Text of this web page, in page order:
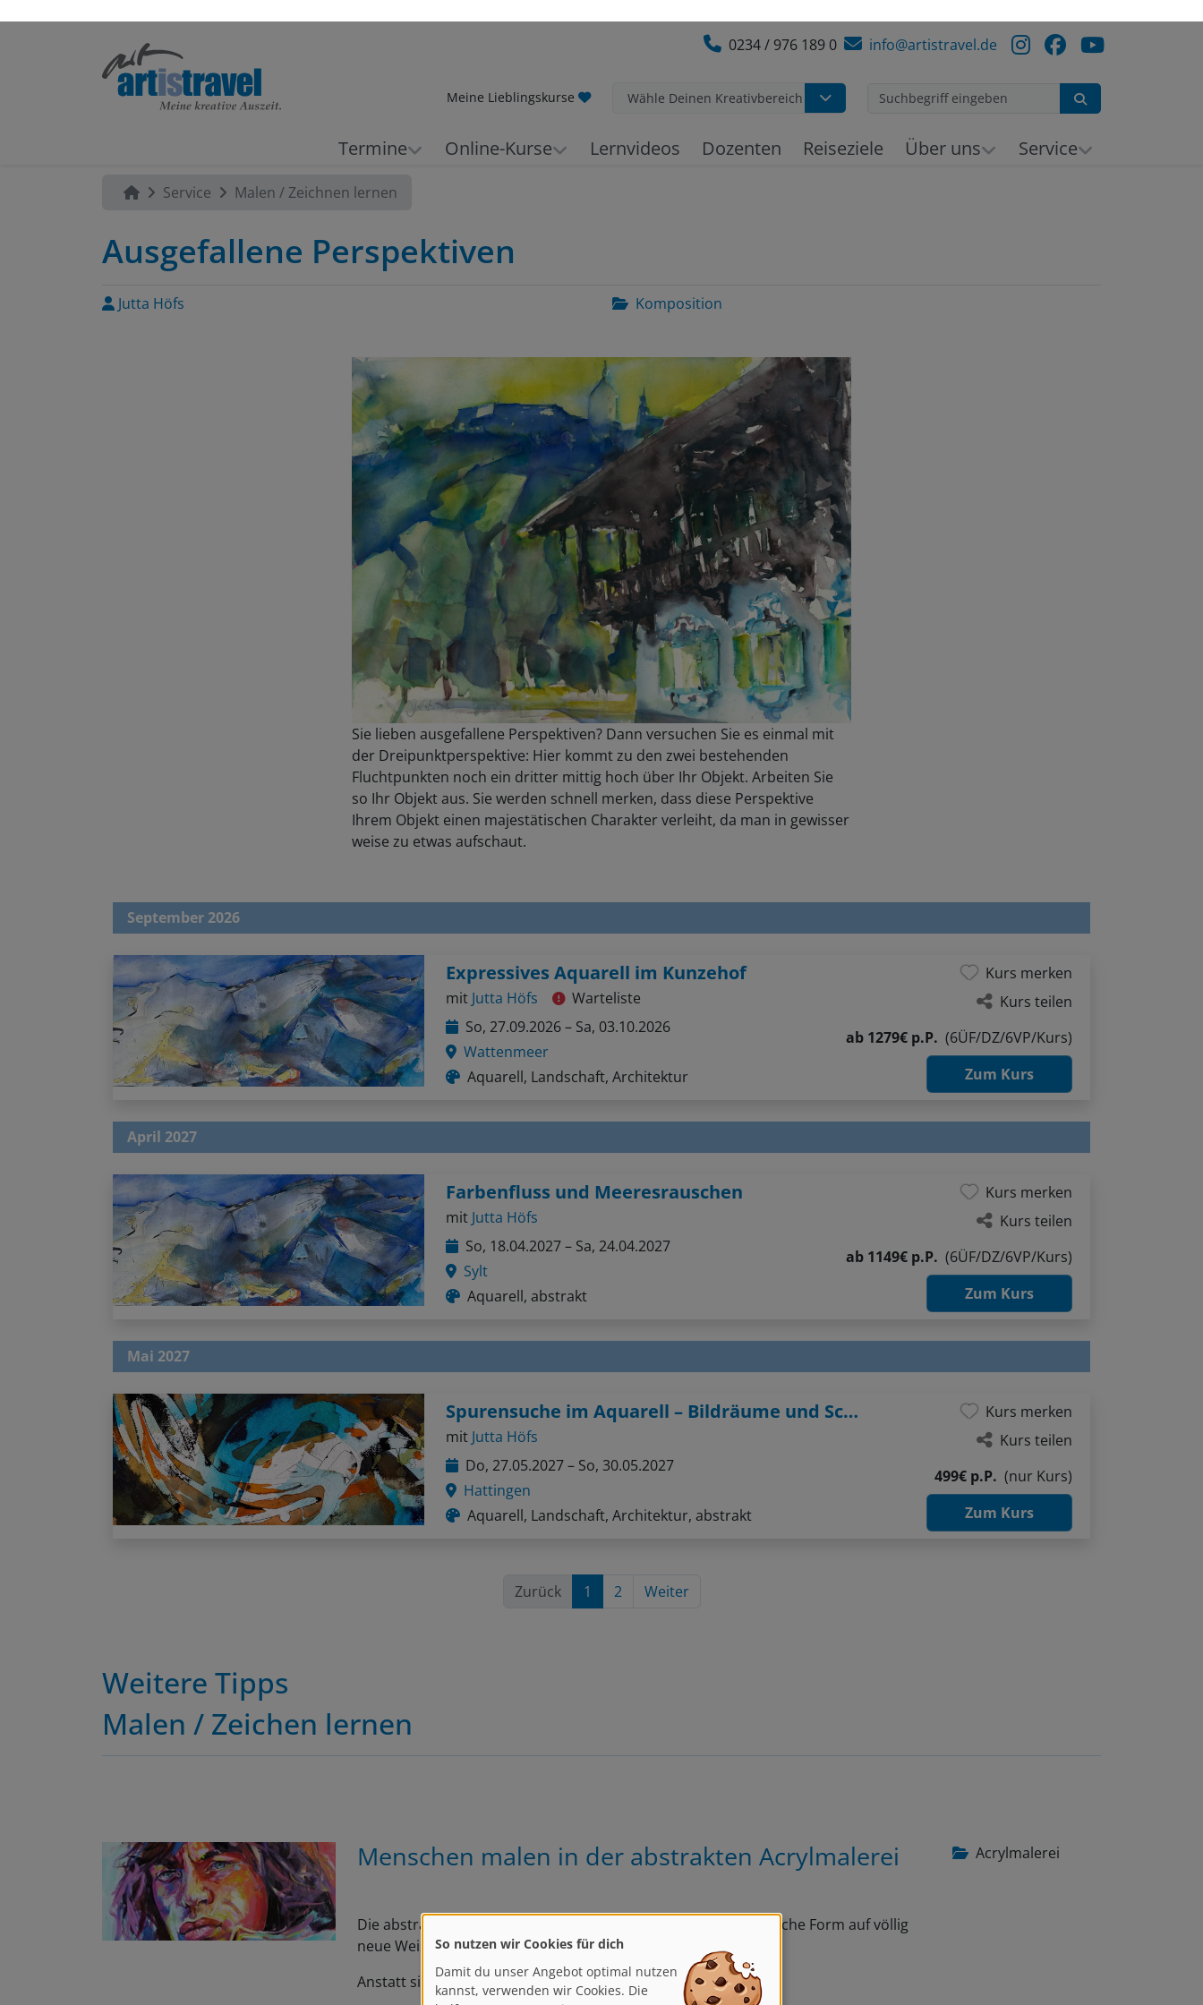
0234 / 976 189 0 info@artistravel.de
Service Malen / Zeichnen lernen
Ausgefallene Perspektiven
Jutta Höfs Komposition
Sie lieben ausgefallene Perspektiven? Dann versuchen Sie es einmal mit
der Dreipunktperspektive: Hier kommt zu den zwei bestehenden
Fluchtpunkten noch ein dritter mittig hoch über Ihr Objekt. Arbeiten Sie
so Ihr Objekt aus. Sie werden schnell merken, dass diese Perspektive
Ihrem Objekt einen majestätischen Charakter verleiht, da man in gewisser
weise zu etwas aufschaut.
September 2026
Expressives Aquarell im Kunzehof
mit Jutta Höfs
Warteliste
So, 27.09.2026 – Sa, 03.10.2026
Wattenmeer
Aquarell, Landschaft, Architektur
Kurs merken
Kurs teilen
ab 1279€ p.P.
(6ÜF/DZ/6VP/Kurs)
Zum Kurs
April 2027
Farbenfluss und Meeresrauschen
mit Jutta Höfs
So, 18.04.2027 – Sa, 24.04.2027
Sylt
Aquarell, abstrakt
Kurs merken
Kurs teilen
ab 1149€ p.P.
(6ÜF/DZ/6VP/Kurs)
Zum Kurs
Mai 2027
mit Jutta Höfs
Do, 27.05.2027 – So, 30.05.2027
Hattingen
Aquarell, Landschaft, Architektur, abstrakt
Kurs merken
Kurs teilen
499€ p.P.
(nur Kurs)
Zum Kurs
Zurück 1 2 Weiter
Weitere Tipps
Malen / Zeichen lernen
Acrylmalerei
Menschen malen in der abstrakten Acrylmalerei
Die abstrakte Acrylmalerei eignet sich perfekt, um die menschliche Form auf völlig
neue Weise zu interpretieren!
Anstatt sich auf realistische…
Damit du unser Angebot optimal nutzen
kannst, verwenden wir Cookies. Die
helfen uns, unsere Dienste zu